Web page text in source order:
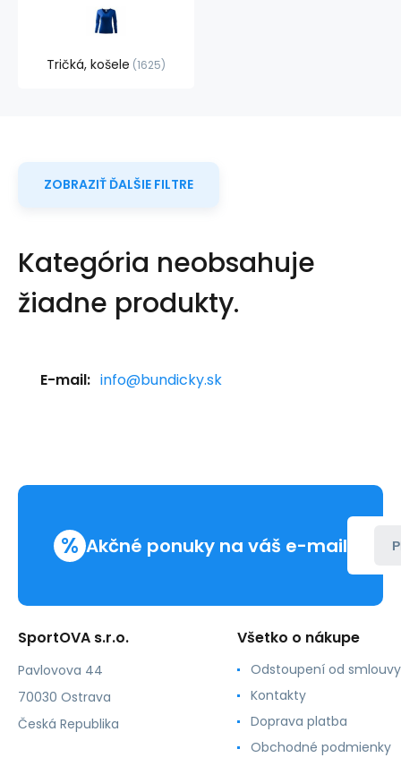
Tričká, košele 1625
ZOBRAZIŤ ĎALŠIE FILTRE
Kategória neobsahuje
žiadne produkty.
E-mail: info@bundicky.sk
% Akčné ponuky na váš e-mail
SportOVA s.r.o.
Pavlovova 44
70030 Ostrava
Česká Republika
Všetko o nákupe
Odstoupení od smlouvy
Kontakty
Doprava platba
Obchodné podmienky